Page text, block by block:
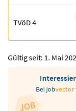
TVöD 4
Gültig seit: 1. Mai
Bei jobvector